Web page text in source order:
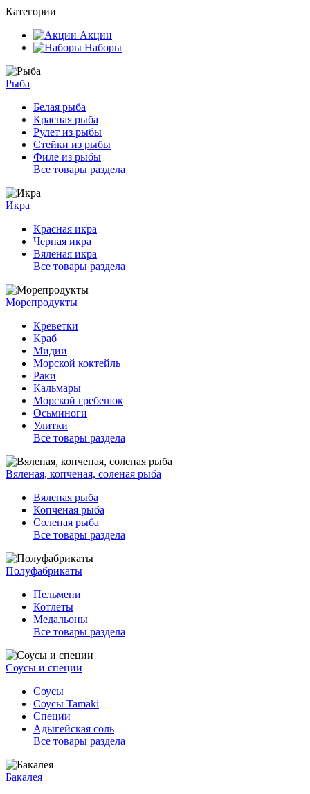
Категории
Акции
Наборы
Рыба
Белая рыба
Красная рыба
Рулет из рыбы
Стейки из рыбы
Филе из рыбы
Все товары раздела
Икра
Красная икра
Черная икра
Вяленая икра
Все товары раздела
Морепродукты
Креветки
Краб
Мидии
Морской коктейль
Раки
Кальмары
Морской гребешок
Осьминоги
Улитки
Все товары раздела
Вяленая, копченая, соленая рыба
Вяленая рыба
Копченая рыба
Соленая рыба
Все товары раздела
Полуфабрикаты
Пельмени
Котлеты
Медальоны
Все товары раздела
Соусы и специи
Соусы
Соусы Tamaki
Специи
Адыгейская соль
Все товары раздела
Бакалея